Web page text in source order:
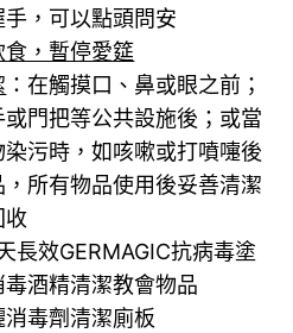
，可以點頭問安
食，暫停愛筵
：在觸摸口、鼻或眼之前；
門把等公共設施後；或當
污時，如咳嗽或打噴嚏後
所有物品使用後妥善清潔
收
長效GERMAGIC抗病毒塗
酒精清潔教會物品
毒劑清潔廁板